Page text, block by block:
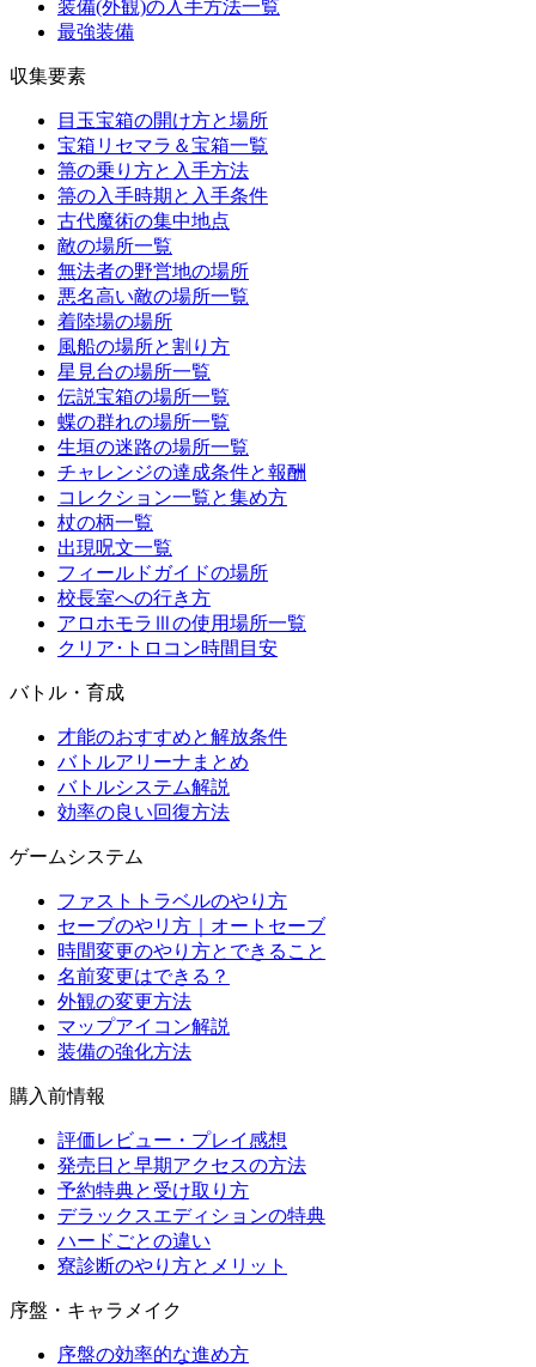
装備(外観)の入手方法一覧
最強装備
収集要素
目玉宝箱の開け方と場所
宝箱リセマラ＆宝箱一覧
箒の乗り方と入手方法
箒の入手時期と入手条件
古代魔術の集中地点
敵の場所一覧
無法者の野営地の場所
悪名高い敵の場所一覧
着陸場の場所
風船の場所と割り方
星見台の場所一覧
伝説宝箱の場所一覧
蝶の群れの場所一覧
生垣の迷路の場所一覧
チャレンジの達成条件と報酬
コレクション一覧と集め方
杖の柄一覧
出現呪文一覧
フィールドガイドの場所
校長室への行き方
アロホモラⅢの使用場所一覧
クリア･トロコン時間目安
バトル・育成
才能のおすすめと解放条件
バトルアリーナまとめ
バトルシステム解説
効率の良い回復方法
ゲームシステム
ファストトラベルのやり方
セーブのやリ方｜オートセーブ
時間変更のやり方とできること
名前変更はできる？
外観の変更方法
マップアイコン解説
装備の強化方法
購入前情報
評価レビュー・プレイ感想
発売日と早期アクセスの方法
予約特典と受け取り方
デラックスエディションの特典
ハードごとの違い
寮診断のやり方とメリット
序盤・キャラメイク
序盤の効率的な進め方